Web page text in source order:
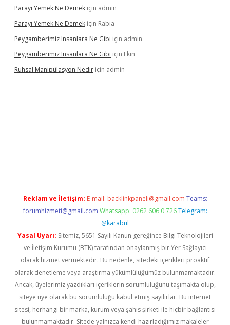
Parayı Yemek Ne Demek için admin
Parayı Yemek Ne Demek için Rabia
Peygamberimiz Insanlara Ne Gibi için admin
Peygamberimiz Insanlara Ne Gibi için Ekin
Ruhsal Manipülasyon Nedir için admin
Reklam ve İletişim: E-mail: backlinkpaneli@gmail.com Teams:
forumhizmeti@gmail.com Whatsapp: 0262 606 0 726 Telegram:
@karabul
Yasal Uyarı: Sitemiz, 5651 Sayılı Kanun gereğince Bilgi Teknolojileri
ve İletişim Kurumu (BTK) tarafından onaylanmış bir Yer Sağlayıcı
olarak hizmet vermektedir. Bu nedenle, sitedeki içerikleri proaktif
olarak denetleme veya araştırma yükümlülüğümüz bulunmamaktadır.
Ancak, üyelerimiz yazdıkları içeriklerin sorumluluğunu taşımakta olup,
siteye üye olarak bu sorumluluğu kabul etmiş sayılırlar. Bu internet
sitesi, herhangi bir marka, kurum veya şahıs şirketi ile hiçbir bağlantısı
bulunmamaktadır. Sitede yalnızca kendi hazırladığımız makaleler